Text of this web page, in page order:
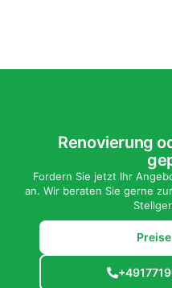
Renovierung
Fordern Sie jetzt Ihr
an. Wir beraten Sie gerne